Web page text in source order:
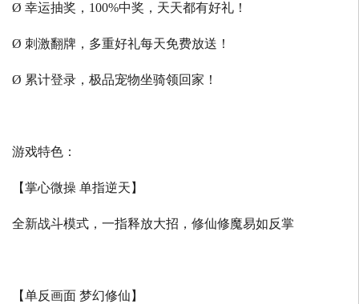
Ø 幸运抽奖，100%中奖，天天都有好礼！
Ø 刺激翻牌，多重好礼每天免费放送！
Ø 累计登录，极品宠物坐骑领回家！
游戏特色：
【掌心微操 单指逆天】
全新战斗模式，一指释放大招，修仙修魔易如反掌
【单反画面 梦幻修仙】